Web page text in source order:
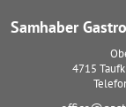
Samhaber
4715